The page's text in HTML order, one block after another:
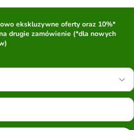
ekskluzywne oferty oraz 10%*
drugie zamówienie (*dla nowych